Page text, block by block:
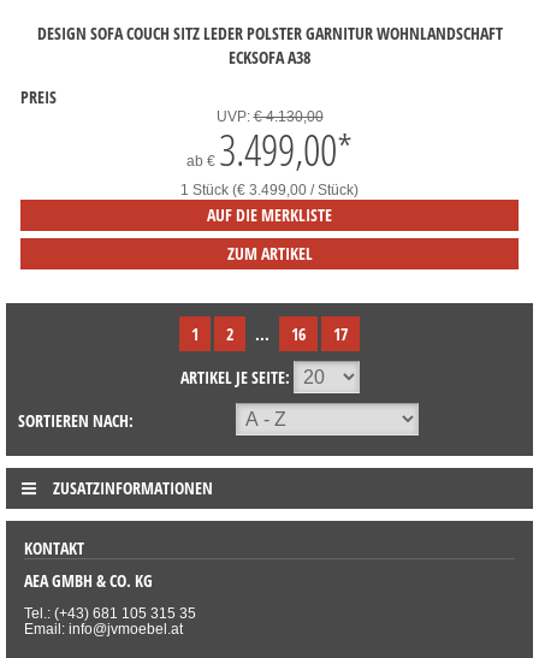
DESIGN SOFA COUCH SITZ LEDER POLSTER GARNITUR WOHNLANDSCHAFT
ECKSOFA A38
PREIS
UVP:€ 4.130,00
ab € 3.499,00*
1 Stück (€ 3.499,00 / Stück)
AUF DIE MERKLISTE
ZUM ARTIKEL
1 2 ... 16
17
ARTIKEL JE SEITE:
SORTIEREN NACH:
ZUSATZINFORMATIONEN
KONTAKT
AEA GMBH & CO. KG
Tel.: (+43) 681 105 315 35
Email: info@jvmoebel.at